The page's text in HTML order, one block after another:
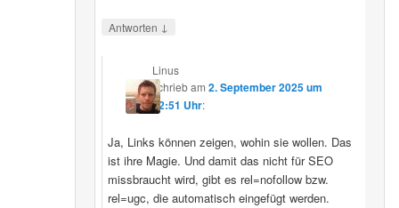
Antworten ↓
Linus
schriebam2. September 2025 um
12:51 Uhr:
Ja, Links können zeigen, wohin sie wollen. Das
ist ihre Magie. Und damit das nicht für SEO
missbraucht wird, gibt es rel=nofollow bzw.
rel=ugc, die automatisch eingefügt werden.